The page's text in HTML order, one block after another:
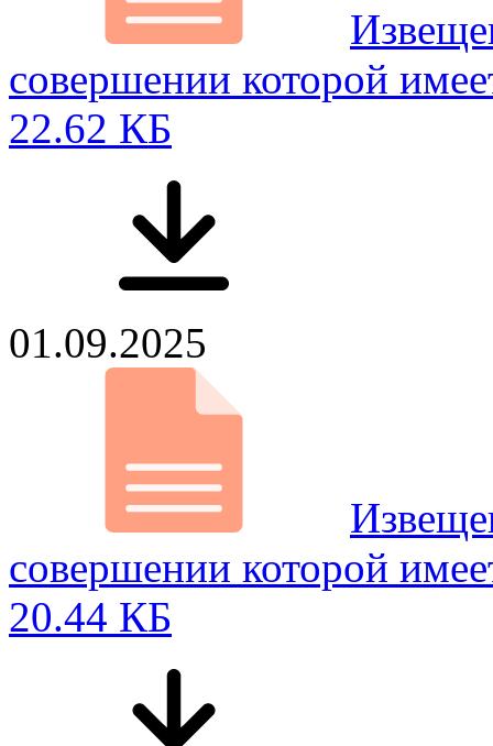
совершении которой
22.62 КБ
01.09.2025
совершении которой
20.44 КБ